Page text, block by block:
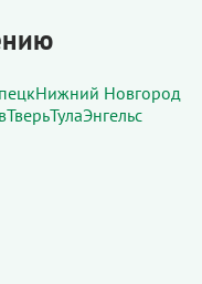
Нижний Новгород
ТверьТулаЭнгельс